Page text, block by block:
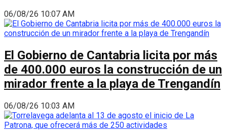
06/08/26 10:07 AM
El Gobierno de Cantabria licita por más
de 400.000 euros la construcción de un
mirador frente a la playa de Trengandín
06/08/26 10:03 AM